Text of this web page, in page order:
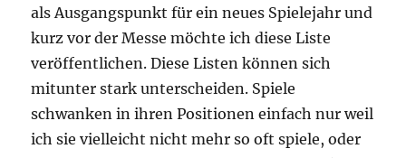
als Ausgangspunkt für ein neues Spielejahr und
kurz vor der Messe möchte ich diese Liste
veröffentlichen. Diese Listen können sich
mitunter stark unterscheiden. Spiele
schwanken in ihren Positionen einfach nur weil
ich sie vielleicht nicht mehr so oft spiele, oder